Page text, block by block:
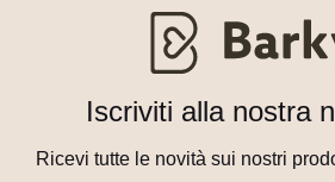
Iscriviti alla nostra
Ricevi tutte le novità sui nostri